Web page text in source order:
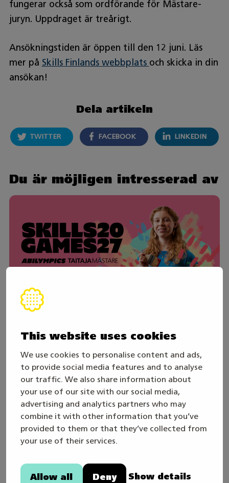
This website uses cookies
We use cookies to personalise content and ads,
to provide social media features and to analyse
our traffic. We also share information about
your use of our site with our social media,
advertising and analytics partners who may
combine it with other information that you’ve
provided to them or that they’ve collected from
your use of their services.
Allow all Deny Show details
fungerar också som ordförande för Mästare-
juryn. Uppdraget är treårigt.
Ansökningstiden är öppen till den 12 juni. Läs
mer på Skills Finlands webbplats och skicka in din
ansökan!
Dela artikeln
TWITTER FACEBOOK LINKEDIN
Du är möjligen intresserad av
30. juli
Skills Games 2027-året inleds – följ den
direktsända öppningssändningen
onsdagen den 19.8